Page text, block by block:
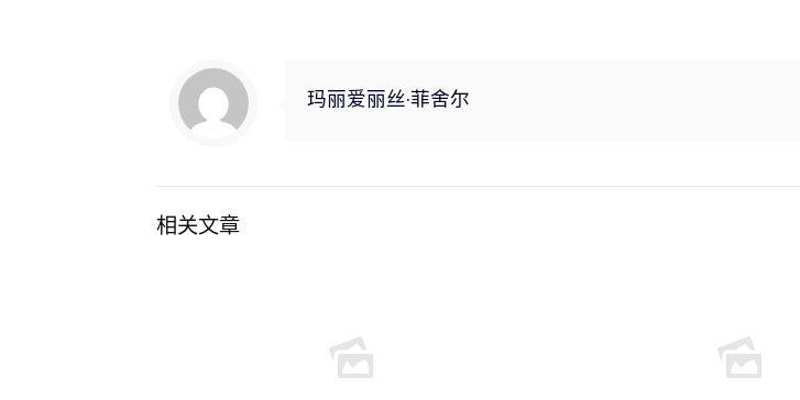
玛丽爱丽丝·菲舍尔
相关文章